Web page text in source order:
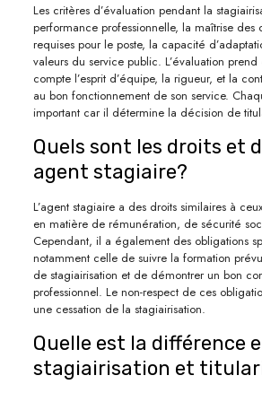
Les critères d’évaluation pendant la
performance professionnelle, la maîtrise des
requises pour le poste, la capacité
valeurs du service public. L’évaluation
compte l’esprit d’équipe, la rigueur, et la
au bon fonctionnement de son service.
important car il détermine la décision de
Quels sont les droits et
agent stagiaire?
L’agent stagiaire a des droits similaires à
en matière de rémunération, de sécurité
Cependant, il a également des obligations
notamment celle de suivre la formation
de stagiairisation et de démontrer un bon
professionnel. Le non-respect de ces
une cessation de la stagiairisation.
Quelle est la différence
stagiairisation et